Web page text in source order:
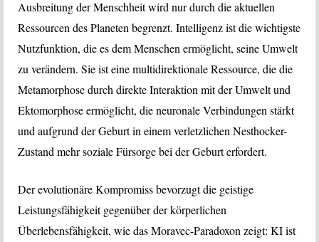
Ausbreitung der Menschheit wird nur durch die aktuellen
Ressourcen des Planeten begrenzt. Intelligenz ist die wichtigste
Nutzfunktion, die es dem Menschen ermöglicht, seine Umwelt
zu verändern. Sie ist eine multidirektionale Ressource, die die
Metamorphose durch direkte Interaktion mit der Umwelt und
Ektomorphose ermöglicht, die neuronale Verbindungen stärkt
und aufgrund der Geburt in einem verletzlichen Nesthocker-
Zustand mehr soziale Fürsorge bei der Geburt erfordert.
Der evolutionäre Kompromiss bevorzugt die geistige
Leistungsfähigkeit gegenüber der körperlichen
Überlebensfähigkeit, wie das Moravec-Paradoxon zeigt: KI ist